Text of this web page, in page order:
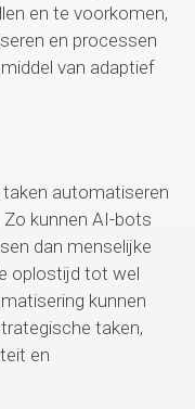
en te voorkomen,
en processen
van adaptief
taken automatiseren
kunnen AI-bots
dan menselijke
oplostijd tot wel
kunnen
taken,
en